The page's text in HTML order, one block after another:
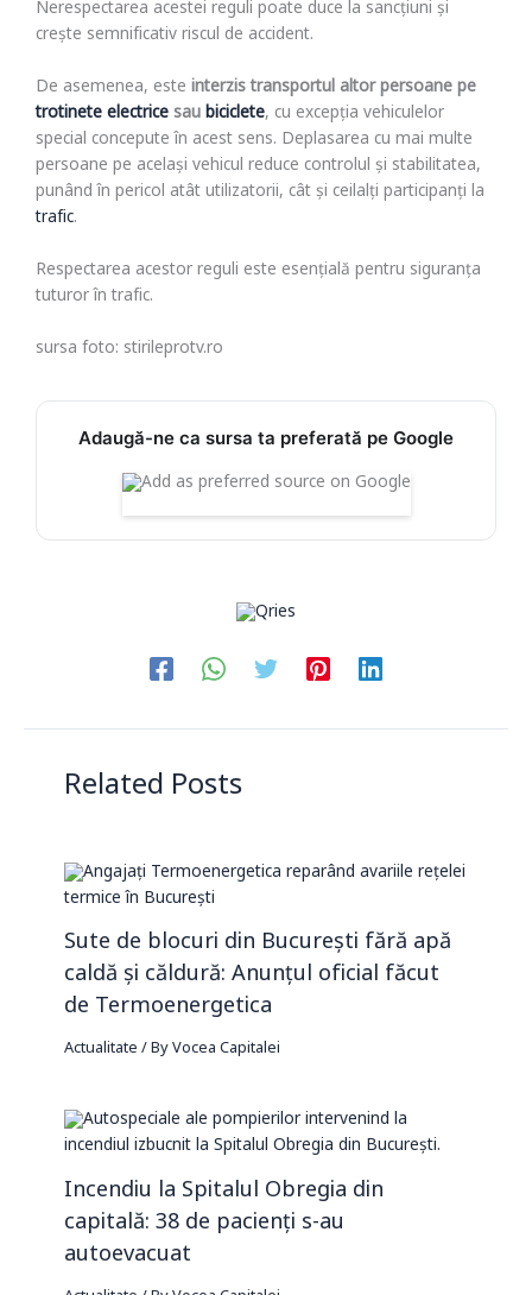
Nerespectarea acestei reguli poate duce la sancțiuni și
crește semnificativ riscul de accident.
De asemenea, este interzis transportul altor persoane pe
trotinete electrice sau biciclete, cu excepția vehiculelor
special concepute în acest sens. Deplasarea cu mai multe
persoane pe același vehicul reduce controlul și stabilitatea,
punând în pericol atât utilizatorii, cât și ceilalți participanți la
trafic.
Respectarea acestor reguli este esențială pentru siguranța
tuturor în trafic.
sursa foto: stirileprotv.ro
Adaugă-ne ca sursa ta preferată pe Google
Related Posts
Sute de blocuri din București fără apă
caldă și căldură: Anunțul oficial făcut
de Termoenergetica
Actualitate / ByVocea Capitalei
Incendiu la Spitalul Obregia din
capitală: 38 de pacienți s-au
autoevacuat